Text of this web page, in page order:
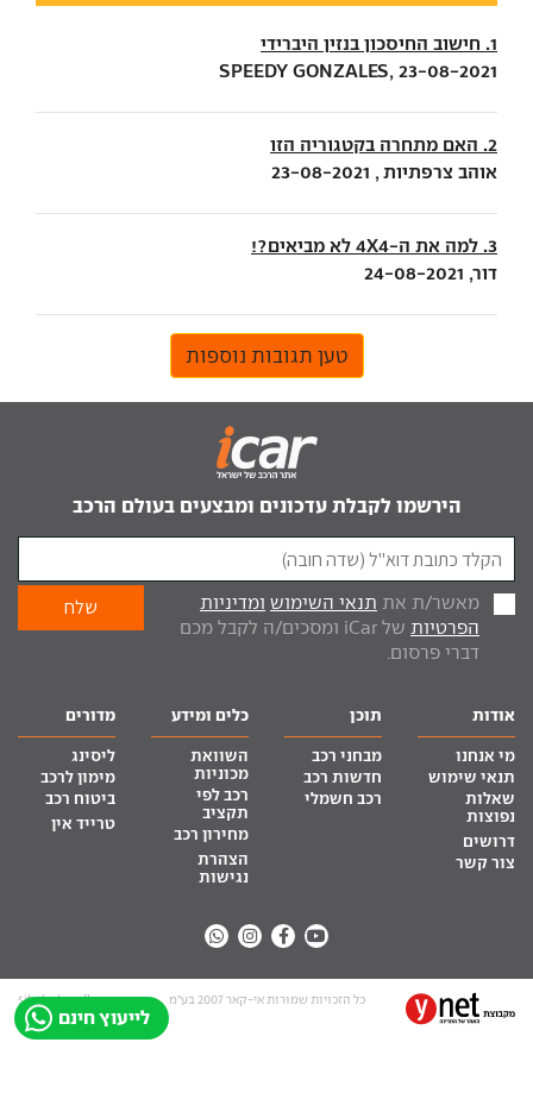
1. חישוב החיסכון בנזין היברידי
SPEEDY GONZALES, 23-08-2021
2. האם מתחרה בקטגוריה הזו
אוהב צרפתיות , 23-08-2021
3. למה את ה-4X4 לא מביאים?!
דור, 24-08-2021
טען תגובות נוספות
לייעוץ חינם
הירשמו לקבלת עדכונים ומבצעים בעולם הרכב
מאשר/ת את תנאי השימוש ומדיניות
הפרטיות
של iCar ומסכים/ה לקבל מכם
דברי פרסום.
אודות
מי אנחנו
תנאי שימוש
שאלות
נפוצות
דרושים
צור קשר
תוכן
מבחני רכב
חדשות רכב
רכב חשמלי
כלים ומידע
השוואת
מכוניות
רכב לפי
תקציב
מחירון רכב
הצהרת
נגישות
מדורים
ליסינג
מימון לרכב
ביטוח רכב
טרייד אין
כל הזכויות שמורות אי-קאר 2007 בע”מ site by tq.soft